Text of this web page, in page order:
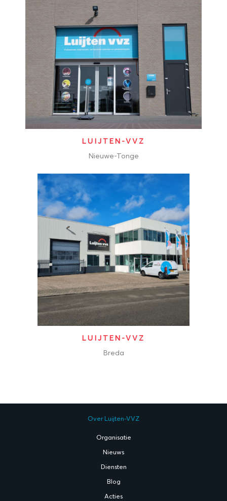
LUIJTEN-VVZ
Nieuwe-Tonge
LUIJTEN-VVZ
Breda
Over Luijten-VVZ
Organisatie
Nieuws
Diensten
Blog
Acties